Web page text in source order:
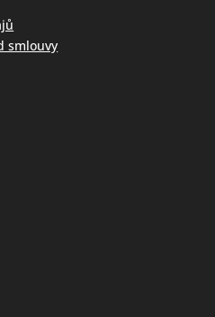
smlouvy